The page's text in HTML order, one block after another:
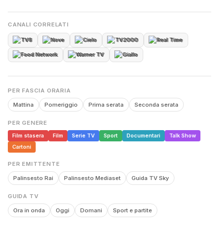
CANALI CORRELATI
TV8 Nove Cielo TV2000 Real Time
Food Network Warner TV Giallo
PER FASCIA ORARIA
Mattina Pomeriggio Prima serata Seconda serata
PER GENERE
Film stasera
Film Serie TV Sport Documentari
Talk Show
Cartoni
PER EMITTENTE
Palinsesto Rai Palinsesto Mediaset Guida TV Sky
GUIDA TV
Ora in onda Oggi Domani Sport e partite